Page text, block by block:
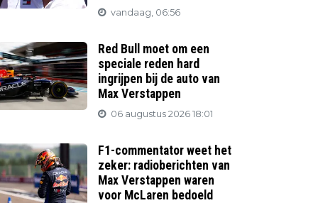
vandaag, 06:56
Red Bull moet om een
speciale reden hard
ingrijpen bij de auto van
Max Verstappen
06 augustus 2026 18:01
F1-commentator weet het
zeker: radioberichten van
Max Verstappen waren
voor McLaren bedoeld